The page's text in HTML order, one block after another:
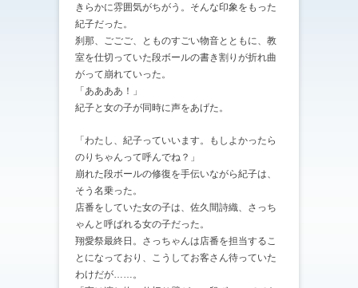
きらかに雰囲気がちがう。そんな印象をもった
紀子だった。
刹那、ごごご、とものすごい物音とともに、教
室を仕切っていた段ボールの書き割りが折れ曲
がって崩れていった。
「ああああ！」
紀子と女の子が同時に声をあげた。
「わたし、紀子っていいます。もしよかったら
のりちゃんって呼んでね？」
崩れた段ボールの修復を手伝いながら紀子は、
そう名乗った。
店番をしていた女の子は、佐久間詩織、さっち
ゃんと呼ばれる女の子だった。
翔愛祭最終日。さっちゃんは店番を担当するこ
とになっており、こうしてお客さん待っていた
わけだが……。